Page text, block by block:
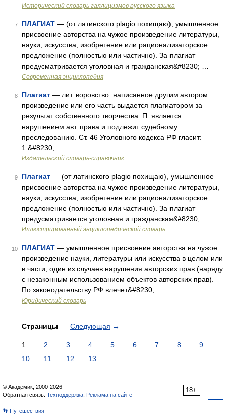
Исторический словарь галлицизмов русского языка
7 ПЛАГИАТ — (от латинского plagio похищаю), умышленное
присвоение авторства на чужое произведение литературы,
науки, искусства, изобретение или рационализаторское
предложение (полностью или частично). За плагиат
предусматривается уголовная и гражданская&#8230; …
Современная энциклопедия
8 Плагиат — лит. воровство: написанное другим автором
произведение или его часть выдается плагиатором за
результат собственного творчества. П. является
нарушением авт. права и подлежит судебному
преследованию. Ст. 46 Уголовного кодекса РФ гласит:
1.&#8230; …
Издательский словарь-справочник
9 Плагиат — (от латинского plagio похищаю), умышленное
присвоение авторства на чужое произведение литературы,
науки, искусства, изобретение или рационализаторское
предложение (полностью или частично). За плагиат
предусматривается уголовная и гражданская&#8230; …
Иллюстрированный энциклопедический словарь
10 ПЛАГИАТ — умышленное присвоение авторства на чужое
произведение науки, литературы или искусства в целом или
в части, один из случаев нарушения авторских прав (наряду
с незаконным использованием объектов авторских прав).
По законодательству РФ влечет&#8230; …
Юридический словарь
Страницы Следующая →
1 2 3 4 5 6 7 8
9
10
11 12 13
18+
© Академик, 2000-2026
Обратная связь: Техподдержка Реклама на сайте
👣 Путешествия